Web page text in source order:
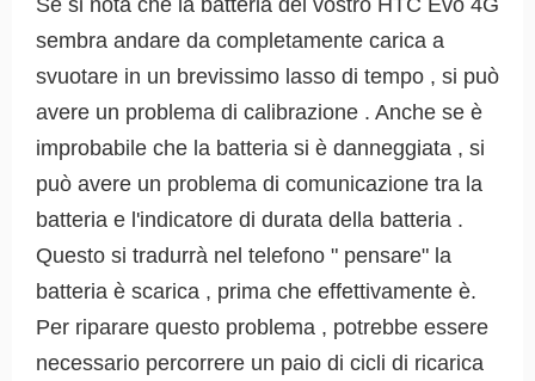
Se si nota che la batteria del vostro HTC Evo 4G
sembra andare da completamente carica a
svuotare in un brevissimo lasso di tempo , si può
avere un problema di calibrazione . Anche se è
improbabile che la batteria si è danneggiata , si
può avere un problema di comunicazione tra la
batteria e l'indicatore di durata della batteria .
Questo si tradurrà nel telefono " pensare" la
batteria è scarica , prima che effettivamente è.
Per riparare questo problema , potrebbe essere
necessario percorrere un paio di cicli di ricarica